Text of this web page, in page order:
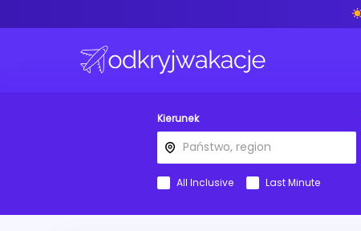
Kierunek
All Inclusive Last Minute